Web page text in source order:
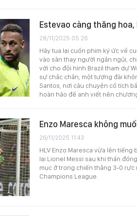
Estevao càng thăng
28/11/2025 05:26
Hãy tua lại cuốn phim ký ức về
vào sân thay người ngắn ngủi,
vời cho đội hình Brazil tham dự
sự chắc chắn, một tượng đài
Santos, nơi câu chuyện cổ tích
hoàn hảo để anh viết nên
Enzo Maresca không
26/11/2025 11:43
HLV Enzo Maresca vừa lên
lại Lionel Messi sau khi thần
mục ở trong chiến thắng 3-0
Champions League.